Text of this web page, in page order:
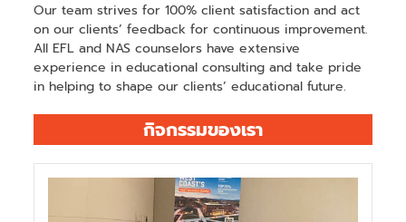
Our team strives for 100% client satisfaction and act
on our clients’ feedback for continuous improvement.
All EFL and NAS counselors have extensive
experience in educational consulting and take pride
in helping to shape our clients’ educational future.
กิจกรรมของเรา